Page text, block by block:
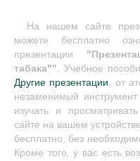
На нашем сайте
можете бесплатно
презентации
табака"". Учебное
Другие презентации, от
незаменимый
изучать и
сайте на вашем
бесплатно, без
Кроме того, у вас есть